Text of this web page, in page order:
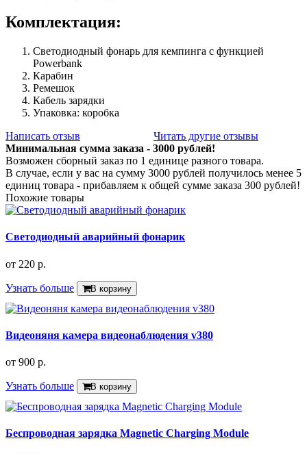
Комплектация:
Светодиодный фонарь для кемпинга с функцией
Powerbank
Карабин
Ремешок
Кабель зарядки
Упаковка: коробка
Написать отзыв
Читать другие отзывы
Минимальная сумма заказа - 3000 рублей!
Возможен сборный заказ по 1 единице разного товара.
В случае, если у вас на сумму 3000 рублей получилось менее 5
единиц товара - прибавляем к общей сумме заказа 300 рублей!
Похожие товары
Светодиодный аварийный фонарик
от 220 р.
Узнать больше В корзину
Видеоняня камера видеонаблюдения v380
от 900 р.
Узнать больше В корзину
Беспроводная зарядка Magnetic Charging Module